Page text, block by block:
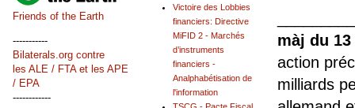
màj du
action
milliards
Victoire des Lobbies
financiers: Directive
MiFID 2 - Marchés
d’instruments
financiers -
Analphabétisation de
l'information
Friends of the Earth
-----------
Bilaterals.org contre
les ALE / FTA et les APE
/ EPA
------------